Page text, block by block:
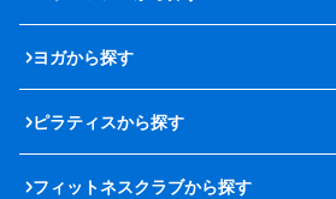
ヨガから探す
ピラティスから探す
フィットネスクラブから探す